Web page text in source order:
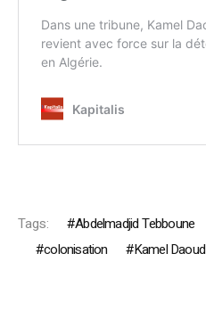
Tags: Abdelmadjid Tebboune
colonisation
Kamel Daoud